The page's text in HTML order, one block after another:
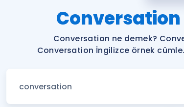
Conversation
Conversation ne demek?
Conversation İngilizce örnek